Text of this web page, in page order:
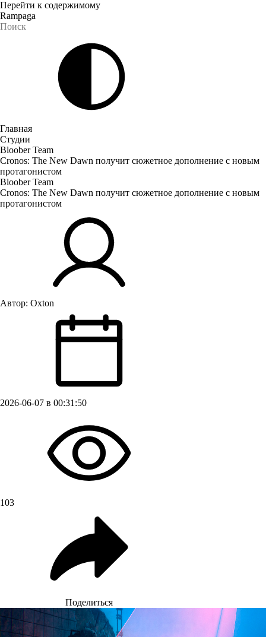
Перейти к содержимому
Rampaga
Главная
Студии
Bloober Team
Cronos: The New Dawn получит сюжетное дополнение с новым
протагонистом
Bloober Team
Cronos: The New Dawn получит сюжетное дополнение с новым
протагонистом
Автор: Oxton
2026-06-07 в 00:31:50
103
Поделиться